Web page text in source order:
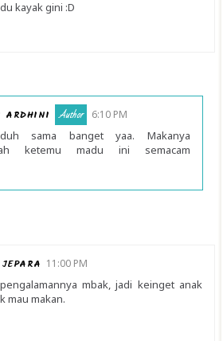
kayak gini :D
ARDHINI 6:10 PM
sama banget yaa. Makanya
ketemu madu ini semacam
11:00 PM
mbak, jadi keinget anak
mau makan.